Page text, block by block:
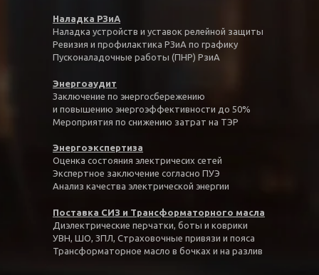
Наладка РЗиА
Наладка устройств и уставок релейной защиты
Ревизия и профилактика РЗиА по графику
Пусконаладочные работы (ПНР) РзиА
Энергоаудит
Заключение по энергосбережению
и повышению энергоэффективности до 50%
Мероприятия по снижению затрат на ТЭР
Энергоэкспертиза
Оценка состояния электричесих сетей
Экспертное заключение согласно ПУЭ
Анализ качества электрической энергии
Поставка СИЗ и Трансформаторного масла
Диэлектрические перчатки, боты и коврики
УВН, ШО, ЗПЛ, Страховочные привязи и пояса
Трансформаторное масло в бочках и на разлив